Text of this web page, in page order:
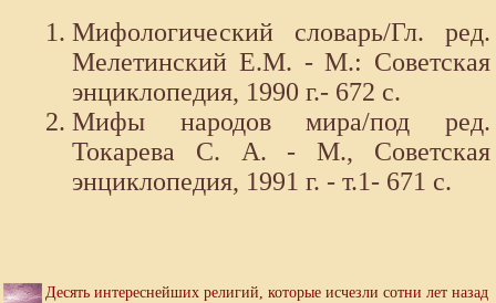
Мифологический словарь/Гл. ред.
Мелетинский Е.М. - М.: Советская
энциклопедия, 1990 г.- 672 с.
Мифы народов мира/под ред.
Токарева С. А. - М., Советская
энциклопедия, 1991 г. - т.1- 671 с.
Десять интереснейших религий, которые исчезли сотни лет назад